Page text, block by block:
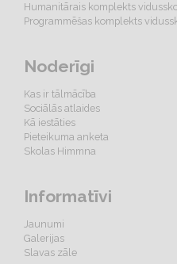
Humanitārais komplekts
Programmēšas komplekts
Noderīgi
Kas ir tālmācība
Sociālās atlaides
Kā iestāties
Pieteikuma anketa
Skolas Himmna
Informatīvi
Jaunumi
Galerijas
Slavas zāle